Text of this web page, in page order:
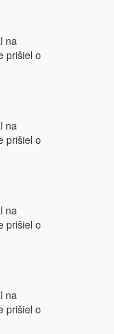
na
prišiel o
na
prišiel o
na
prišiel o
na
prišiel o